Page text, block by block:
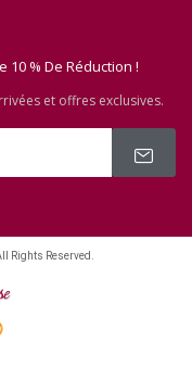
% De Réduction !
et offres exclusives.
Rights Reserved.